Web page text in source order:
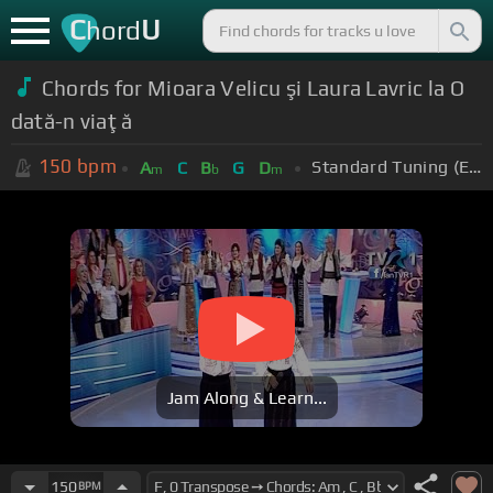
ChordU
Chords for Mioara Velicu şi Laura Lavric la O
dată-n viaţă
150 bpm Am C Bb G Dm Standard Tuning (EADGBE)
Jam Along & Learn...
150BPM